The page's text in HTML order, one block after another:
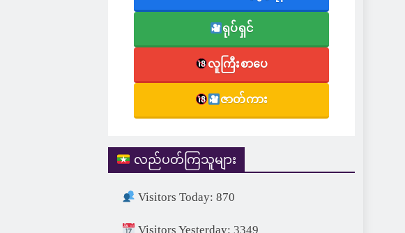
ရုပ်ရှင်
လူကြီးစာပေ
ဇာတ်ကား
လည်ပတ်ကြသူများ
Visitors Today: 870
Visitors Yesterday: 3349